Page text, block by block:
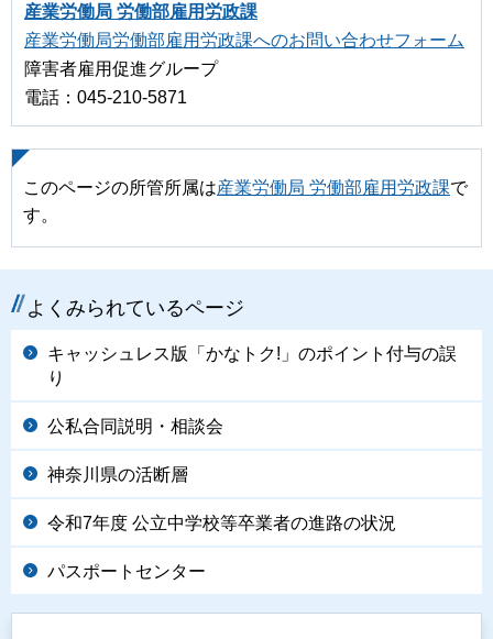
産業労働局 労働部雇用労政課
産業労働局労働部雇用労政課へのお問い合わせフォーム
障害者雇用促進グループ
電話：045-210-5871
このページの所管所属は産業労働局 労働部雇用労政課で
す。
よくみられているページ
キャッシュレス版「かなトク!」のポイント付与の誤
り
公私合同説明・相談会
神奈川県の活断層
令和7年度 公立中学校等卒業者の進路の状況
パスポートセンター